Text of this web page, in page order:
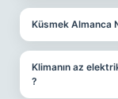
Küsmek Almanca
Klimanın az
?